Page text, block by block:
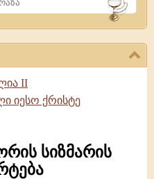
II
იესო ქრისტე
სიზმარის